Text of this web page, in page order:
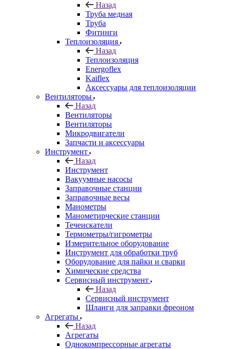
Назад
Труба медная
Труба
Фитинги
Теплоизоляция
Назад
Теплоизоляция
Energoflex
Kaiflex
Аксессуары для теплоизоляции
Вентиляторы
Назад
Вентиляторы
Вентиляторы
Микродвигатели
Запчасти и аксессуары
Инструмент
Назад
Инструмент
Вакуумные насосы
Заправочные станции
Заправочные весы
Манометры
Манометирческие станции
Течеискатели
Термометры/гигрометры
Измерительное оборудование
Инструмент для обработки труб
Оборудование для пайки и сварки
Химические средства
Сервисный инструмент
Назад
Сервисный инструмент
Шланги для заправки фреоном
Агрегаты
Назад
Агрегаты
Однокомпрессорные агрегаты